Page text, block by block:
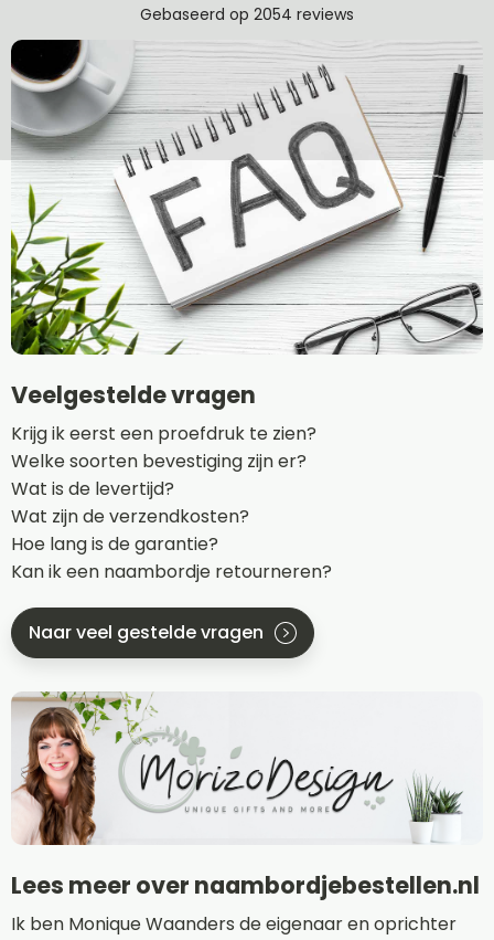
Veelgestelde vragen
Krijg ik eerst een proefdruk te zien?
Welke soorten bevestiging zijn er?
Wat is de levertijd?
Wat zijn de verzendkosten?
Hoe lang is de garantie?
Kan ik een naambordje retourneren?
Naar veel gestelde vragen
Lees meer over naambordjebestellen.nl
Ik ben Monique Waanders de eigenaar en oprichter